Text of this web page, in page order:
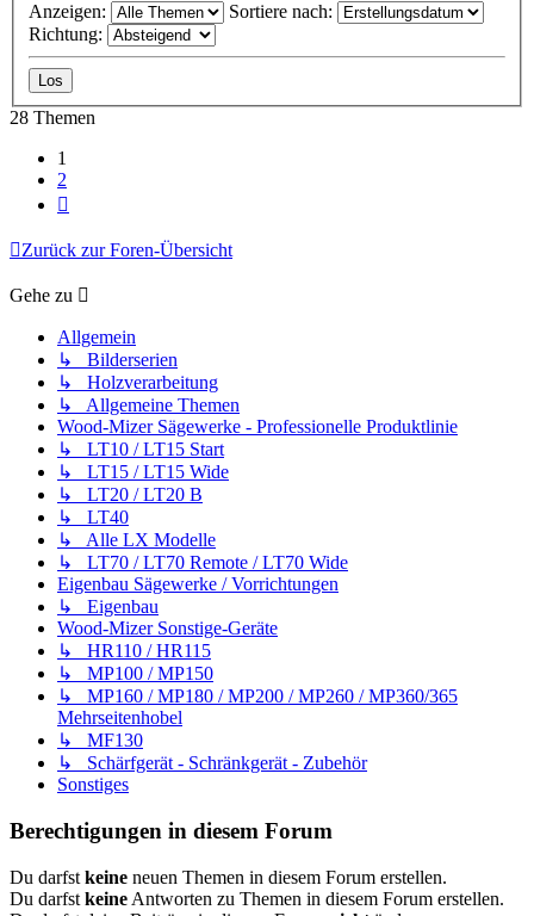
Anzeigen:
Sortiere nach:
Richtung:
28 Themen
1
2
Zurück zur Foren-Übersicht
Gehe zu
Allgemein
↳ Bilderserien
↳ Holzverarbeitung
↳ Allgemeine Themen
Wood-Mizer Sägewerke - Professionelle Produktlinie
↳ LT10 / LT15 Start
↳ LT15 / LT15 Wide
↳ LT20 / LT20 B
↳ LT40
↳ Alle LX Modelle
↳ LT70 / LT70 Remote / LT70 Wide
Eigenbau Sägewerke / Vorrichtungen
↳ Eigenbau
Wood-Mizer Sonstige-Geräte
↳ HR110 / HR115
↳ MP100 / MP150
↳ MP160 / MP180 / MP200 / MP260 / MP360/365
Mehrseitenhobel
↳ MF130
↳ Schärfgerät - Schränkgerät - Zubehör
Sonstiges
Berechtigungen in diesem Forum
Du darfst keine neuen Themen in diesem Forum erstellen.
Du darfst keine Antworten zu Themen in diesem Forum erstellen.